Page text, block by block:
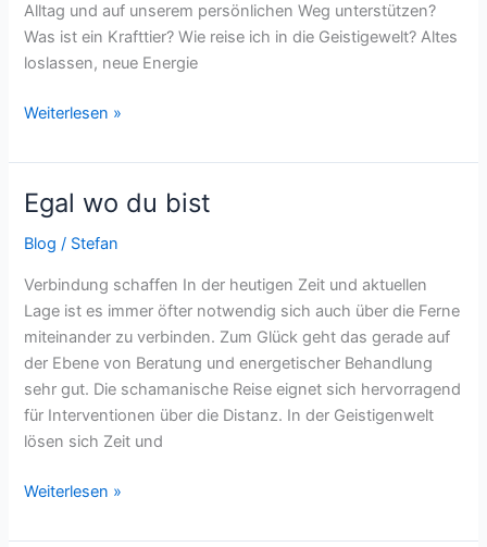
Alltag und auf unserem persönlichen Weg unterstützen?
Was ist ein Krafttier? Wie reise ich in die Geistigewelt? Altes
loslassen, neue Energie
Weiterlesen »
Egal wo du bist
Blog / Stefan
Verbindung schaffen In der heutigen Zeit und aktuellen
Lage ist es immer öfter notwendig sich auch über die Ferne
miteinander zu verbinden. Zum Glück geht das gerade auf
der Ebene von Beratung und energetischer Behandlung
sehr gut. Die schamanische Reise eignet sich hervorragend
für Interventionen über die Distanz. In der Geistigenwelt
lösen sich Zeit und
Egal
du
bist
Weiterlesen »